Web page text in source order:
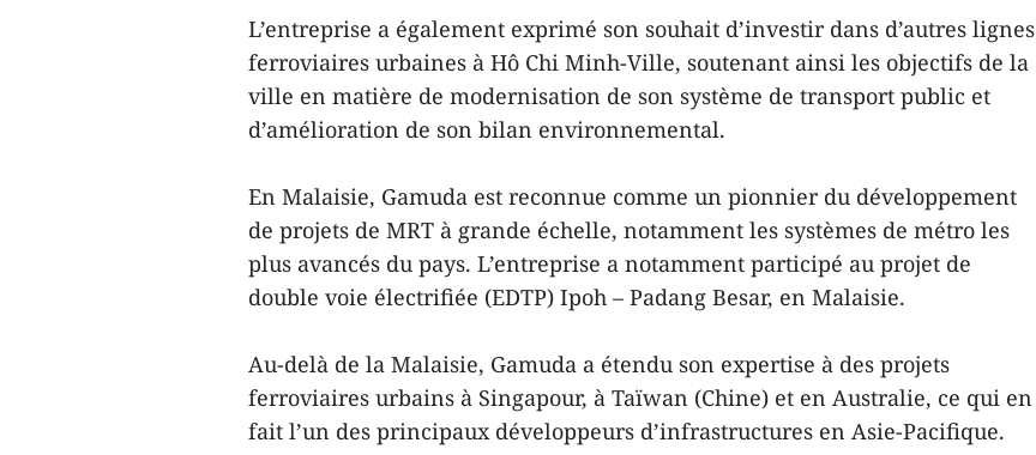
L’entreprise a également exprimé son souhait d’investir dans d’autres lignes
ferroviaires urbaines à Hô Chi Minh-Ville, soutenant ainsi les objectifs de la
ville en matière de modernisation de son système de transport public et
d’amélioration de son bilan environnemental.
En Malaisie, Gamuda est reconnue comme un pionnier du développement
de projets de MRT à grande échelle, notamment les systèmes de métro les
plus avancés du pays. L’entreprise a notamment participé au projet de
double voie électrifiée (EDTP) Ipoh – Padang Besar, en Malaisie.
Au-delà de la Malaisie, Gamuda a étendu son expertise à des projets
ferroviaires urbains à Singapour, à Taïwan (Chine) et en Australie, ce qui en
fait l’un des principaux développeurs d’infrastructures en Asie-Pacifique.